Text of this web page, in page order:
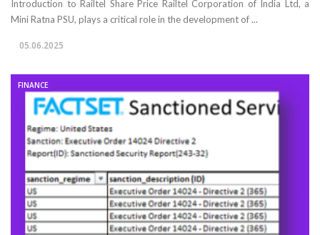
Introduction to Railtel Share Price Railtel Corporation of India Ltd, a
Mini Ratna PSU, plays a critical role in the development of ...
05.06.2025
FINANCE